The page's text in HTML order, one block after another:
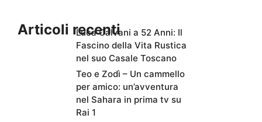
Articoli recentiLuca Calvani a 52 Anni: Il
Fascino della Vita Rustica
nel suo Casale Toscano
Teo e Zodì – Un cammello
per amico: un’avventura
nel Sahara in prima tv su
Rai 1